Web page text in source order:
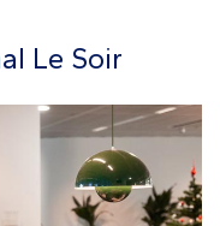
Le Soir